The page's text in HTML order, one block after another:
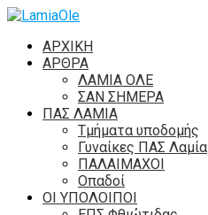
ΑΡΧΙΚΗ
ΑΡΘΡΑ
ΛΑΜΙΑ ΟΛΕ
ΣΑΝ ΣΗΜΕΡΑ
ΠΑΣ ΛΑΜΙΑ
Τμήματα υποδομής
Γυναίκες ΠΑΣ Λαμία
ΠΑΛΑΙΜΑΧΟΙ
Οπαδοί
ΟΙ ΥΠΟΛΟΙΠΟΙ